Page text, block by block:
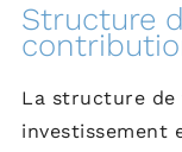
Structure
La structure de
investissement